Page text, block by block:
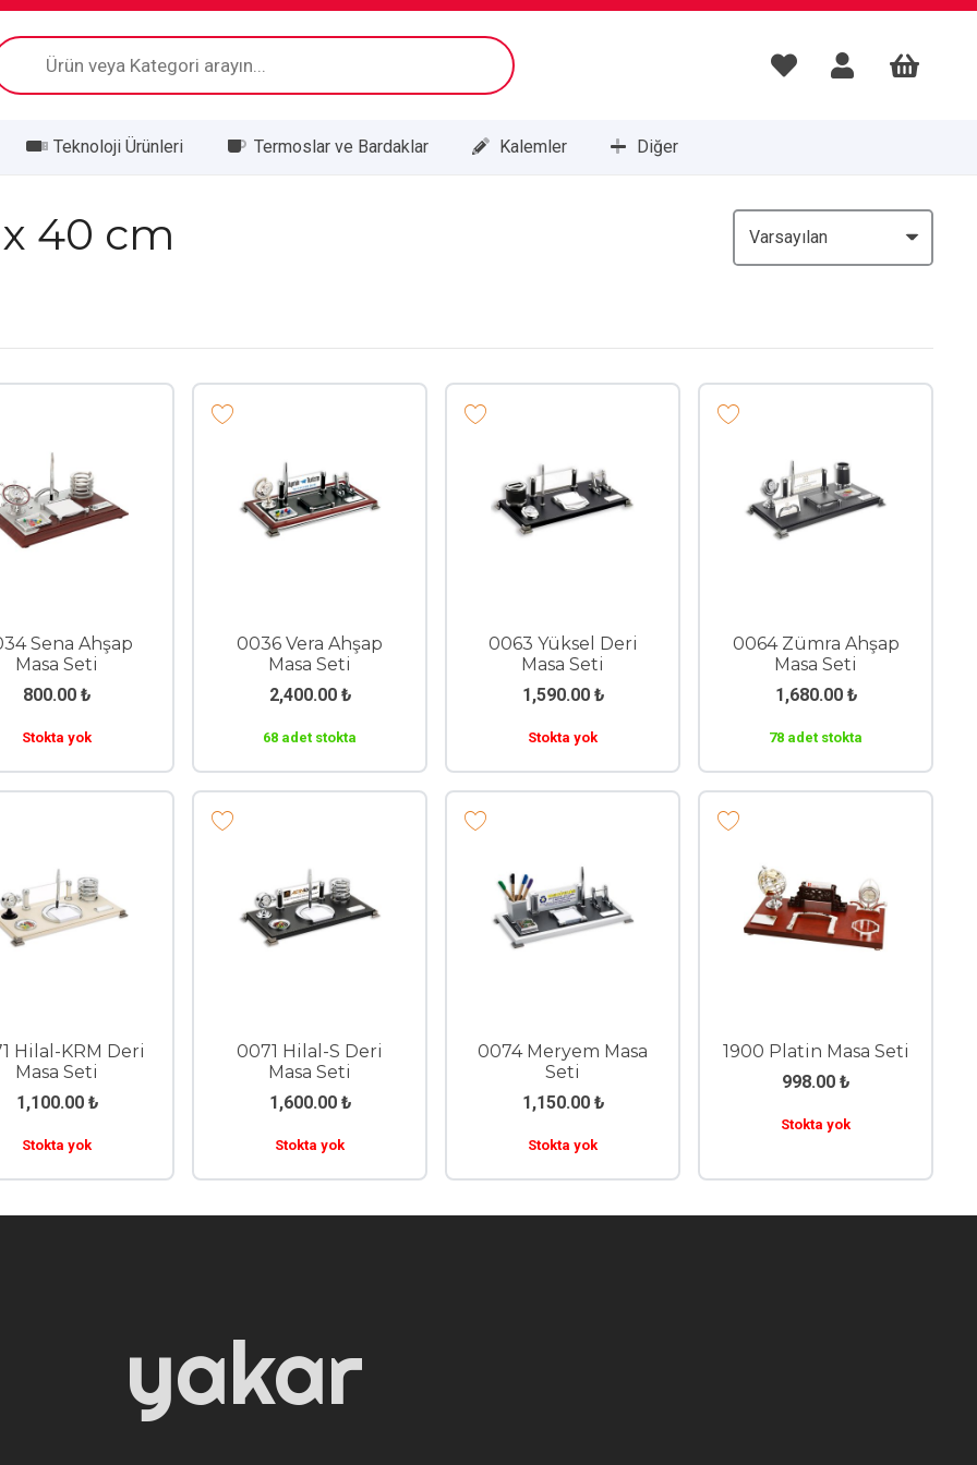
Teknoloji Ürünleri Termoslar ve Bardaklar Kalemler Diğer
40 cm
Sena Ahşap
Masa Seti
800.00 ₺
Stokta yok
0036 Vera Ahşap
Masa Seti
2,400.00 ₺
68 adet stokta
0063 Yüksel Deri
Masa Seti
1,590.00 ₺
Stokta yok
0064 Zümra Ahşap
Masa Seti
1,680.00 ₺
78 adet stokta
Hilal-KRM Deri
Masa Seti
1,100.00 ₺
Stokta yok
0071 Hilal-S Deri
Masa Seti
1,600.00 ₺
Stokta yok
0074 Meryem Masa
Seti
1,150.00 ₺
Stokta yok
1900 Platin Masa Seti
998.00 ₺
Stokta yok
yakar